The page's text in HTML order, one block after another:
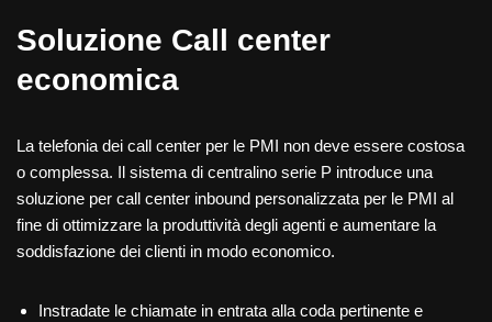
Soluzione Call center
economica
La telefonia dei call center per le PMI non deve essere costosa
o complessa. Il sistema di centralino serie P introduce una
soluzione per call center inbound personalizzata per le PMI al
fine di ottimizzare la produttività degli agenti e aumentare la
soddisfazione dei clienti in modo economico.
Instradate le chiamate in entrata alla coda pertinente e